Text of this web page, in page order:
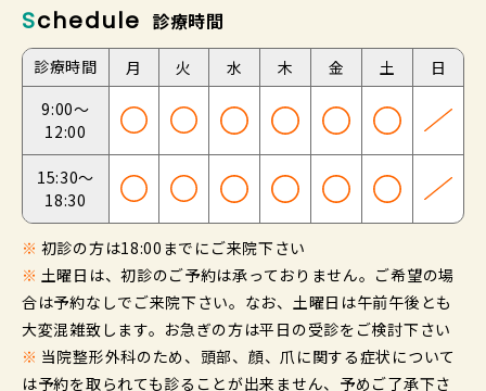
Schedule 診療時間
診療時間 月 火 水 木 金 土
日
9:00～
12:00
15:30～
18:30
※ 初診の方は18:00までにご来院下さい
※ 土曜日は、初診のご予約は承っておりません。ご希望の場
合は予約なしでご来院下さい。なお、土曜日は午前午後とも
大変混雑致します。お急ぎの方は平日の受診をご検討下さい
※ 当院整形外科のため、頭部、顔、爪に関する症状について
は予約を取られても診ることが出来ません、予めご了承下さ